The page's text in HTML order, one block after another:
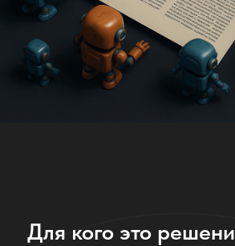
рассказать о продукте
Маркетологов, работающих с внешними и
внутренними публикациями
Агентств и фрилансеров, создающих
тексты для клиентов
Бизнесов, которым нужно регулярно
Отзывы наших клиентов